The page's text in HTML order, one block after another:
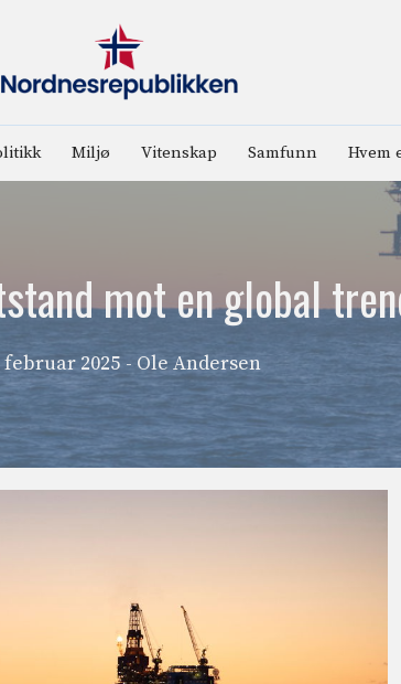
Miljø Vitenskap Samfunn Hvem
mot en global
februar 2025 - Ole Andersen